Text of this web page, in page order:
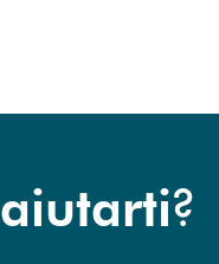
aiutarti?